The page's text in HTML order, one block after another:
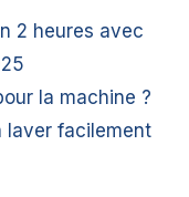
2 heures avec
la machine ?
laver facilement